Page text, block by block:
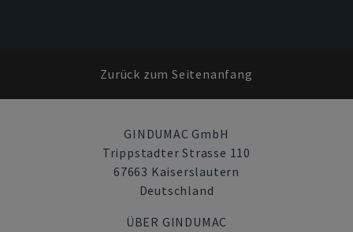
Zurück zum Seitenanfang
GINDUMAC GmbH
Trippstadter Strasse 110
67663 Kaiserslautern
Deutschland
ÜBER GINDUMAC